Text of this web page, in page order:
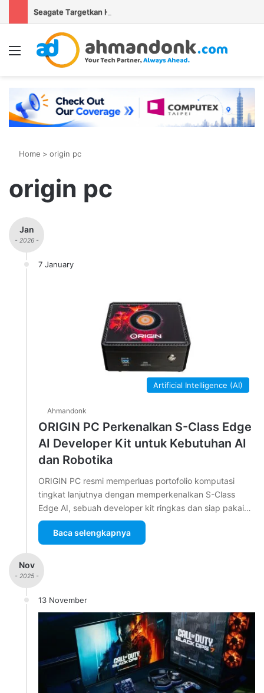
Menu
Home > origin pc
origin pc
Jan
- 2026 -
7 January
Artificial Intelligence (AI)
Ahmandonk
ORIGIN PC Perkenalkan S-Class Edge
AI Developer Kit untuk Kebutuhan AI
dan Robotika
ORIGIN PC resmi memperluas portofolio komputasi
tingkat lanjutnya dengan memperkenalkan S-Class
Edge AI, sebuah developer kit ringkas dan siap pakai…
Baca selengkapnya
Nov
- 2025 -
13 November